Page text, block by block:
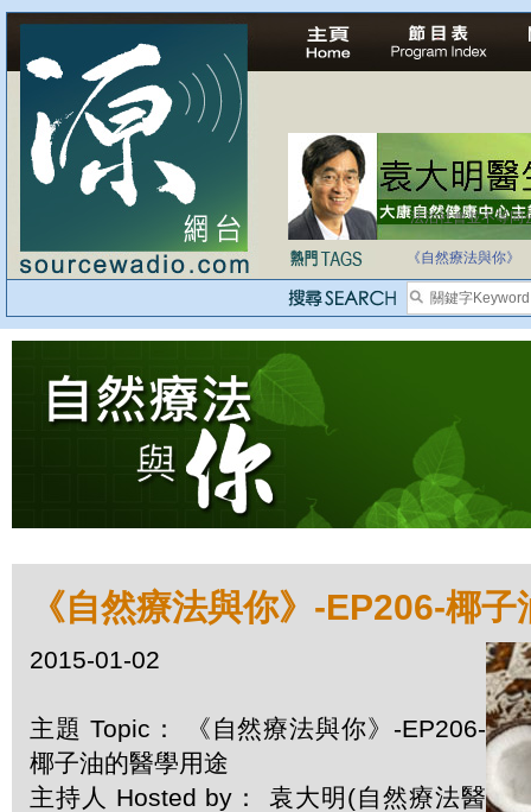
法治社會並不等同
自家教育合法化-
《自然療法與你》
《自然療法與你》-EP206-椰
2015-01-02
主題 Topic： 《自然療法與你》-EP206-
椰子油的醫學用途
主持人 Hosted by： 袁大明(自然療法醫